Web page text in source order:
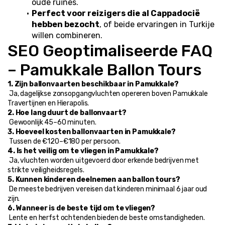
oude ruïnes.
Perfect voor reizigers die al Cappadocië
hebben bezocht, of beide ervaringen in Turkije
willen combineren.
SEO Geoptimaliseerde FAQ
– Pamukkale Ballon Tours
1. Zijn ballonvaarten beschikbaar in Pamukkale?
Travertijnen en Hierapolis.
2. Hoe lang duurt de ballonvaart?
Gewoonlijk 45–60 minuten.
3. Hoeveel kosten ballonvaarten in Pamukkale?
Tussen de €120–€180 per persoon.
4. Is het veilig om te vliegen in Pamukkale?
strikte veiligheidsregels.
5. Kunnen kinderen deelnemen aan ballon tours?
zijn.
6. Wanneer is de beste tijd om te vliegen?
Lente en herfst ochtenden bieden de beste omstandigheden.